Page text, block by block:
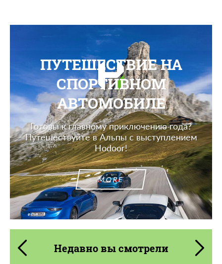
ПУТЕШЕСТВИЕ НА
СПОРТИВНОМ
АВТОМОБИЛЕ
Готовы к главному приключению года?
Путешествуйте в Альпы с выступлением
Hodoor!
MORE
Недавно вы смотрели